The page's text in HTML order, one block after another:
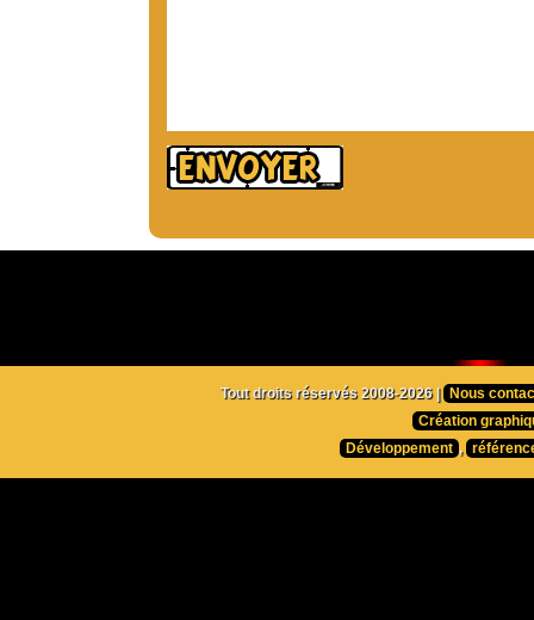
Tout droits réservés 2008-2026 |
Nous
Création
Développement ,